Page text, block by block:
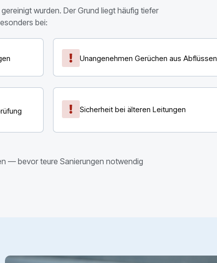
wurden. Der Grund liegt häufig tiefer
bei:
Unangenehmen Gerüchen aus Abflüssen
Sicherheit bei älteren Leitungen
— bevor teure Sanierungen notwendig